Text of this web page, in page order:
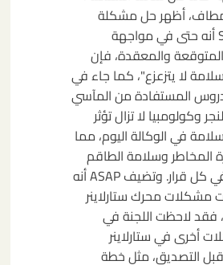
أظهر حل مشكلة
Starliner CFT أنه حتى في مواجهة
المتوقعة والمعقدة، فإن
لا يتزعزع"، كما جاء في
المستفادة من المآسي
وكولومبيا لا تزال تؤثر
في الوكالة اليوم، مما
المخاطر وسلامة الطاقم
لها الأولوية في كل قرار. وتضيف ASAP أنه
محرك ستارلاينر
فقد لاحظت اللجنة في
أخرى في ستارلاينر
التصديق، مثل خطة